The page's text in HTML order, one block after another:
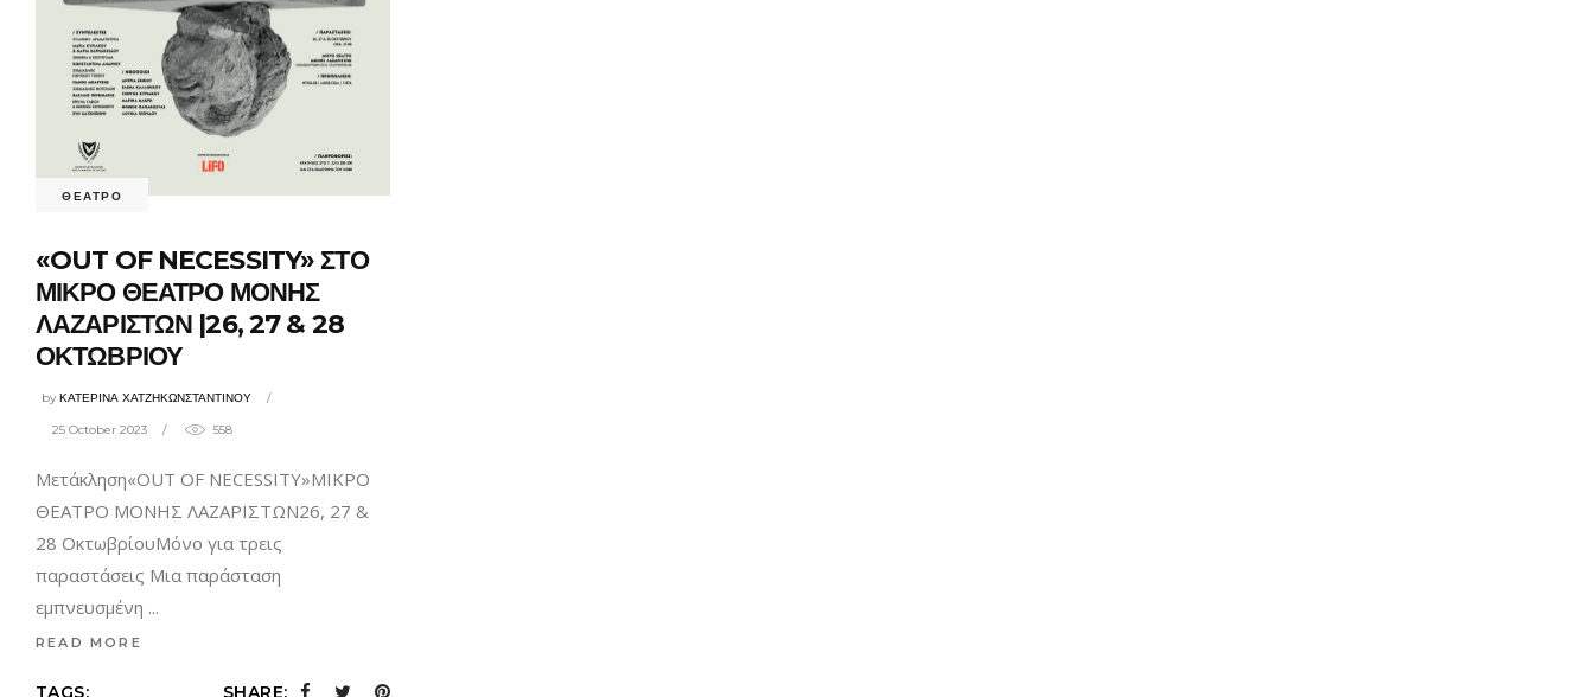
ΘΕΑΤΡΟ
«OUT OF NECESSITY» ΣΤΟ
ΜΙΚΡΟ ΘΕΑΤΡΟ ΜΟΝΗΣ
ΛΑΖΑΡΙΣΤΩΝ |26, 27 & 28
ΟΚΤΩΒΡΙΟΥ
byΚΑΤΕΡΙΝΑ ΧΑΤΖΗΚΩΝΣΤΑΝΤΙΝΟΥ
25 October 2023 558
Μετάκληση«OUT OF NECESSITY»ΜΙΚΡΟ
ΘΕΑΤΡΟ ΜΟΝΗΣ ΛΑΖΑΡΙΣΤΩΝ26, 27 &
28 ΟκτωβρίουMόνο για τρεις
παραστάσεις Μια παράσταση
εμπνευσμένη
READ MORE
TAGS: SHARE: